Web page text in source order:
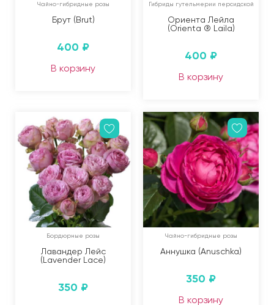
Чайно-гибридные розы
Брут (Brut)
400 ₽
В корзину
Гибриды гутельмерии персидской
Ориента Лейла
(Orienta ® Laila)
400 ₽
В корзину
Бордюрные розы
Лавандер Лейс
(Lavender Lace)
350 ₽
Чайно-гибридные розы
Аннушка (Anuschka)
350 ₽
В корзину